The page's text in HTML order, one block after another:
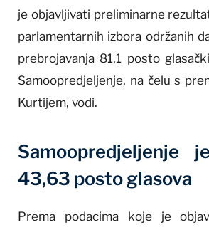
je objavljivati ​​preliminarne
parlamentarnih izbora održanih
prebrojavanja 81,1 posto
Samoopredjeljenje, na čelu s
Kurtijem, vodi.
Samoopredjeljenje
43,63 posto glasova
Prema podacima koje je